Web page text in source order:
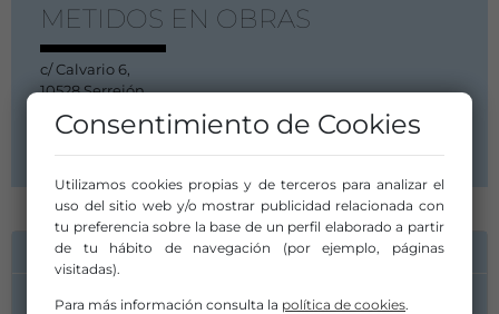
METIDOS EN OBRAS
c/ Calvario 6,
10528 Serrejón
Cáceres
Extremadura
INFORMACIÓN DE CONTACTO
Consentimiento de Cookies
Utilizamos cookies propias y de terceros para analizar el
uso del sitio web y/o mostrar publicidad relacionada con
tu preferencia sobre la base de un perfil elaborado a partir
de tu hábito de navegación (por ejemplo, páginas
visitadas).
Para más información consulta la política de cookies.